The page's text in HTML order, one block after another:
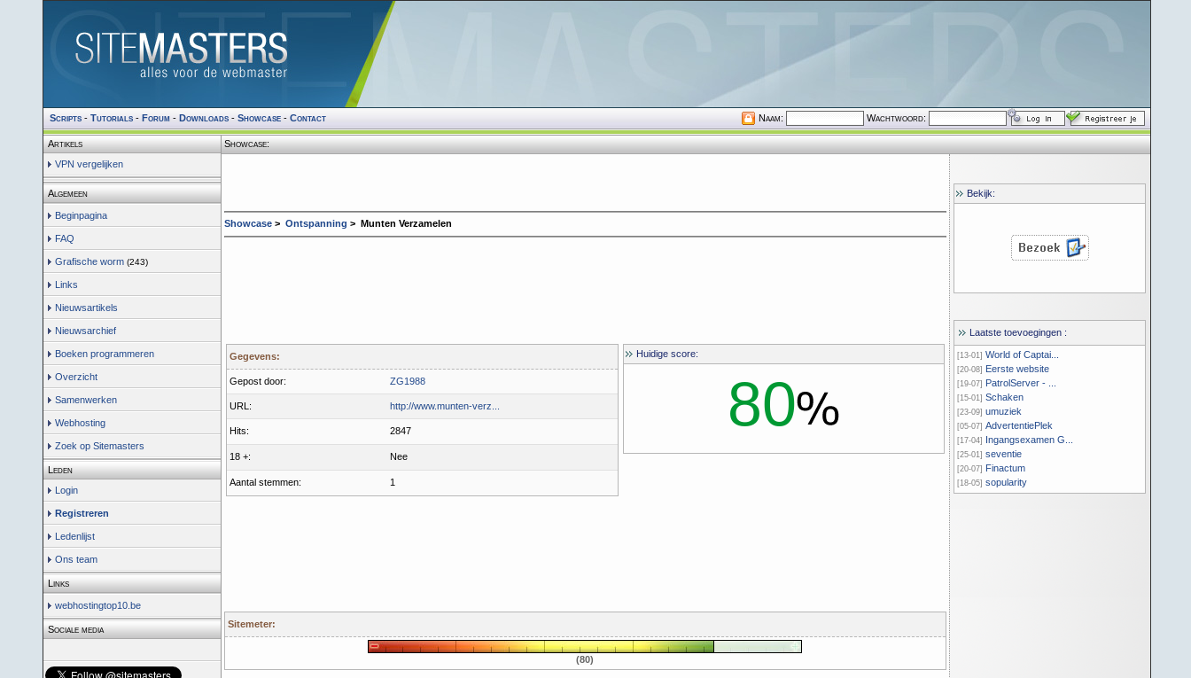
Scripts- Tutorials- Forum- Downloads- Showcase- Contact Naam: Wachtwoord:
Artikels
VPN vergelijken
Algemeen
Beginpagina
FAQ
Grafische worm (243)
Links
Nieuwsartikels
Nieuwsarchief
Boeken programmeren
Overzicht
Samenwerken
Webhosting
Zoek op Sitemasters
Leden
Login
Registreren
Ledenlijst
Ons team
Links
webhostingtop10.be
Sociale media
Showcase:
Showcase> Ontspanning > Munten Verzamelen
Gegevens:
Gepost door: ZG1988
URL: http://www.munten-verz...
Hits: 2847
18 +: Nee
Aantal stemmen: 1
Huidige score:
80
Sitemeter:
(80)
Bekijk:
Laatste toevoegingen :
[13-01] World of Captai...
[20-08] Eerste website
[19-07] PatrolServer - ...
[15-01] Schaken
[23-09] umuziek
[05-07] AdvertentiePlek
[17-04] Ingangsexamen G...
[25-01] seventie
[20-07] Finactum
[18-05] sopularity